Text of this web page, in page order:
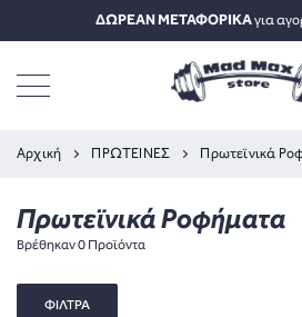
ΔΩΡΕΑΝ ΜΕΤΑΦΟΡΙΚΑγια
Αρχική ΠΡΩΤΕΙΝΕΣ Πρωτεϊνικά
Πρωτεϊνικά Ροφήματα
Βρέθηκαν 0 Προϊόντα
ΦΙΛΤΡΑ